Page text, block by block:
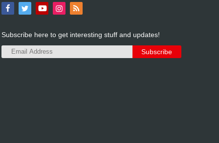
Subscribe here to get interesting stuff and updates!